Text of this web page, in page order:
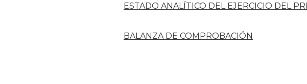
ESTADO ANALÍTICO DEL EJERCICIO DEL
BALANZA DE COMPROBACIÓN